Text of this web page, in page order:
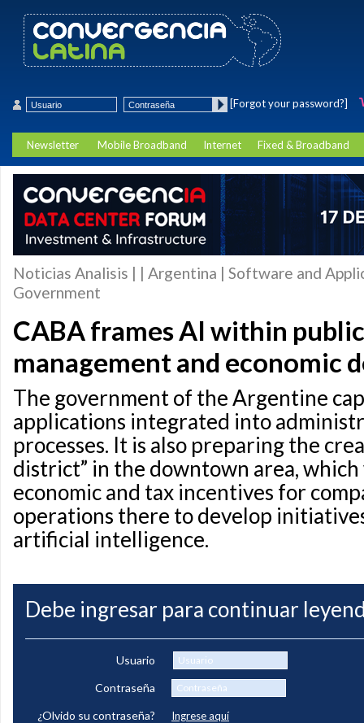
[Forgot your password?]
Newsletter Mobile Broadband Internet Fixed & Broadband
Noticias Analisis | | Argentina | Software and
Government
CABA frames AI within
management and economic
The government of the Argentine
applications integrated into
processes. It is also preparing the
district” in the downtown area,
economic and tax incentives for
operations there to develop
artificial intelligence.
Debe ingresar para continuar
Usuario
Contraseña
¿Olvido su contraseña?
Ingrese aquí